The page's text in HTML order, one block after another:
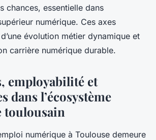
chances, essentielle dans
numérique. Ces axes
évolution métier dynamique et
carrière numérique durable.
employabilité et
dans l’écosystème
numérique à Toulouse demeure